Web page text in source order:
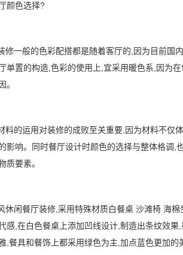
颜色选择?
修一般的色彩配搭都是随着客厅的,因为目前国
单置的构造,色彩的使用上,宜采用暖色系,因为
。
料的运用对装修的成败至关重要,因为材料不仅
影响。同时餐厅设计时颜色的选择与整体格调
质要素。
休闲餐厅装修,采用特殊材质白餐桌 沙滩椅 海
感,在白色餐桌上添加凹线设计,制造出条纹效
,餐具和餐饰上都采用绿色为主,加点蓝色更加的